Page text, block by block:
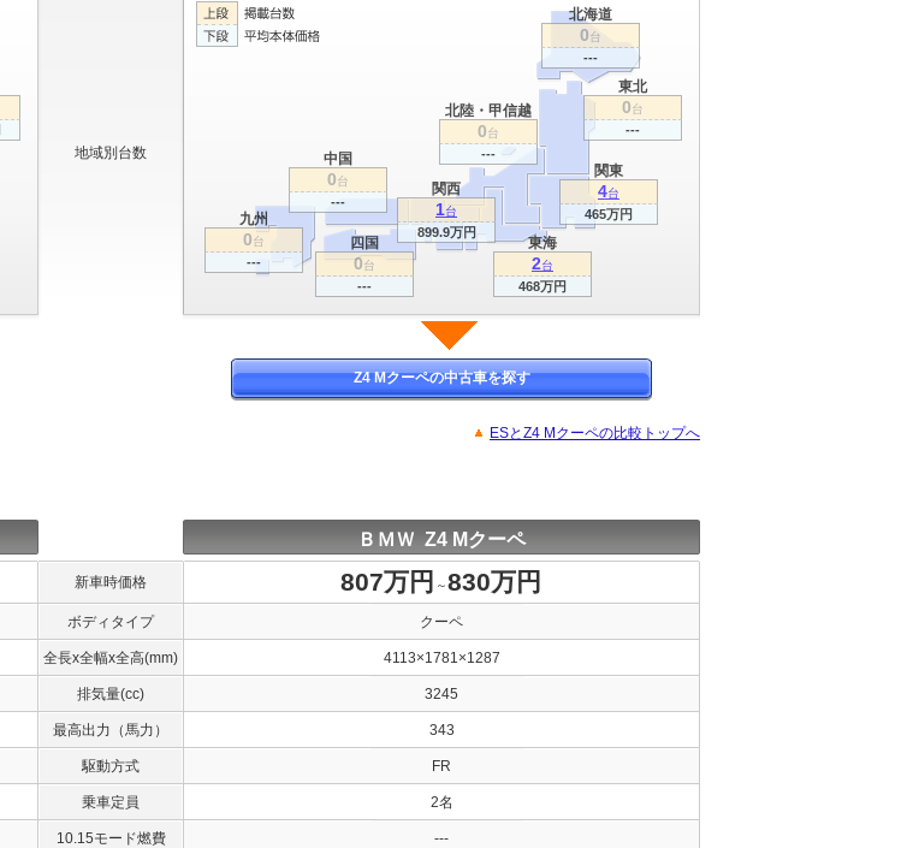
地域別台数
関東
4台
465万円
関西
1台
899.9万円
東海
2台
468万円
北海道
0台
---
九州
0台
---
東北
0台
---
北陸・甲信越
0台
---
中国
0台
---
四国
0台
---
Z4 Mクーペの中古車を探す
ESとZ4 Mクーペの比較トップへ
ＢＭＷ Z4 Mクーペ
新車時価格 807万円 ～830万円
ボディタイプ クーペ
全長x全幅x全高(mm) 4113×1781×1287
排気量(cc) 3245
最高出力（馬力） 343
駆動方式 FR
乗車定員 2名
10.15モード燃費 ---